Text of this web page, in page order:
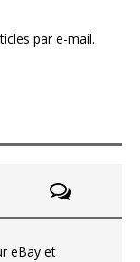
par e-mail.
eBay et